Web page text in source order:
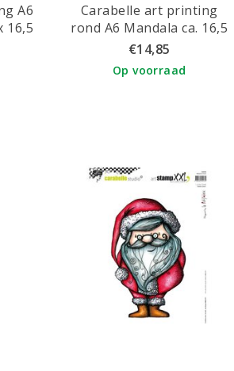
A6
16,5
Carabelle art printing
rond A6 Mandala ca. 16,5
cm.
€14,85
Op voorraad